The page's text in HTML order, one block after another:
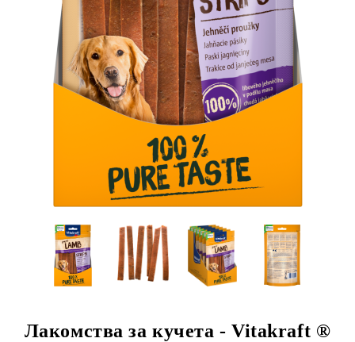
Лакомства за кучета - Vitakraft ®